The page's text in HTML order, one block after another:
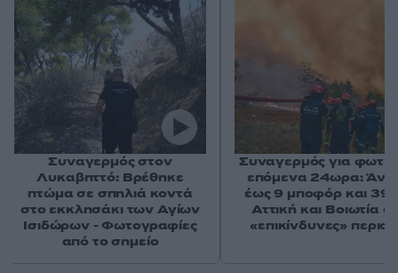
Συναγερμός στον
Λυκαβηττό: Βρέθηκε
πτώμα σε σπηλιά κοντά
στο εκκλησάκι των Αγίων
Ισιδώρων - Φωτογραφίες
από το σημείο
Συναγερμός για
επόμενα 24ωρα:
έως 9 μποφόρ και
Αττική και Βοιωτία
«επικίνδυνες»